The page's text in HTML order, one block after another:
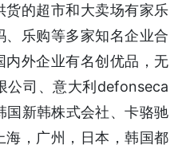
货的超市和大卖场有家乐
乐购等多家知名企业合
外企业有名创优品，无
公司、意大利defonseca
国新韩株式会社、卡骆驰
海，广州，日本，韩国都